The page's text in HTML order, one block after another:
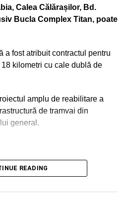
Calea Călărașilor, Bd.
Bucla Complex Titan, poate
a fost atribuit contractul pentru
kilometri cu cale dublă de
amplu de reabilitare a
de tramvai din
general.
căreia i-a fost atribuit contractul
tramvai, conform
citați de Club Feroviar.
firmele IMSAT, Elektra
READING